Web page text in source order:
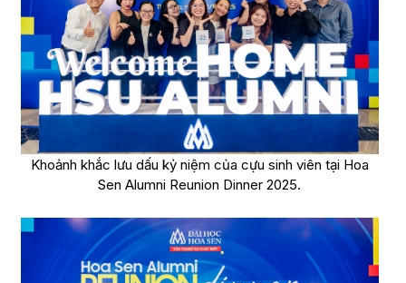
Khoảnh khắc lưu dấu kỷ niệm của cựu sinh viên tại Hoa
Sen Alumni Reunion Dinner 2025.